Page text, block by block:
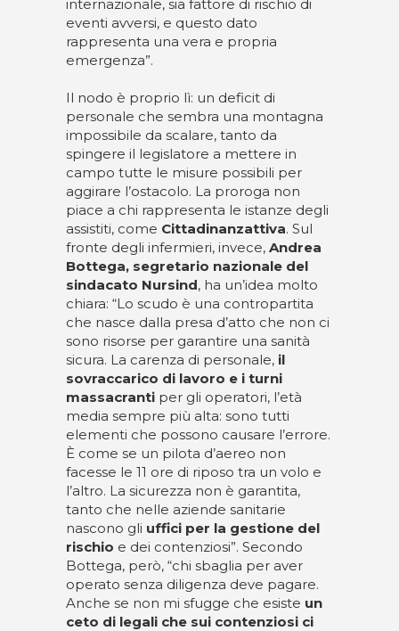
internazionale, sia fattore di rischio di
eventi avversi, e questo dato
rappresenta una vera e propria
emergenza”.
Il nodo è proprio lì: un deficit di
personale che sembra una montagna
impossibile da scalare, tanto da
spingere il legislatore a mettere in
campo tutte le misure possibili per
aggirare l’ostacolo. La proroga non
piace a chi rappresenta le istanze degli
assistiti, come Cittadinanzattiva. Sul
fronte degli infermieri, invece, Andrea
Bottega, segretario nazionale del
sindacato Nursind, ha un’idea molto
chiara: “Lo scudo è una contropartita
che nasce dalla presa d’atto che non ci
sono risorse per garantire una sanità
sicura. La carenza di personale, il
sovraccarico di lavoro e i turni
massacranti per gli operatori, l’età
media sempre più alta: sono tutti
elementi che possono causare l’errore.
È come se un pilota d’aereo non
facesse le 11 ore di riposo tra un volo e
l’altro. La sicurezza non è garantita,
tanto che nelle aziende sanitarie
nascono gli uffici per la gestione del
rischio e dei contenziosi”. Secondo
Bottega, però, “chi sbaglia per aver
operato senza diligenza deve pagare.
Anche se non mi sfugge che esiste un
ceto di legali che sui contenziosi ci